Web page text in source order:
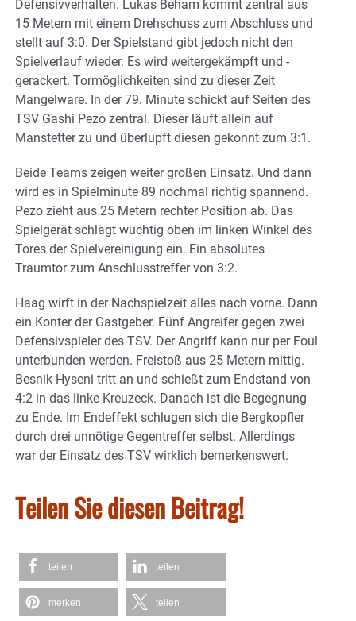
Defensivverhalten. Lukas Beham kommt zentral aus
15 Metern mit einem Drehschuss zum Abschluss und
stellt auf 3:0. Der Spielstand gibt jedoch nicht den
Spielverlauf wieder. Es wird weitergekämpft und -
gerackert. Tormöglichkeiten sind zu dieser Zeit
Mangelware. In der 79. Minute schickt auf Seiten des
TSV Gashi Pezo zentral. Dieser läuft allein auf
Manstetter zu und überlupft diesen gekonnt zum 3:1.
Beide Teams zeigen weiter großen Einsatz. Und dann
wird es in Spielminute 89 nochmal richtig spannend.
Pezo zieht aus 25 Metern rechter Position ab. Das
Spielgerät schlägt wuchtig oben im linken Winkel des
Tores der Spielvereinigung ein. Ein absolutes
Traumtor zum Anschlusstreffer von 3:2.
Haag wirft in der Nachspielzeit alles nach vorne. Dann
ein Konter der Gastgeber. Fünf Angreifer gegen zwei
Defensivspieler des TSV. Der Angriff kann nur per Foul
unterbunden werden. Freistoß aus 25 Metern mittig.
Besnik Hyseni tritt an und schießt zum Endstand von
4:2 in das linke Kreuzeck. Danach ist die Begegnung
zu Ende. Im Endeffekt schlugen sich die Bergkopfler
durch drei unnötige Gegentreffer selbst. Allerdings
war der Einsatz des TSV wirklich bemerkenswert.
Teilen Sie diesen Beitrag!
teilen teilen
merken teilen